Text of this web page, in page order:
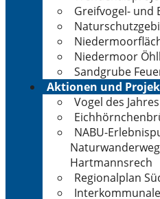
Greifvogel- und
Niedermoor
Sandgrube
Aktionen und
Vogel des Jahres
NABU-
Naturwanderweg
Hartmannsrech
Regionalplan